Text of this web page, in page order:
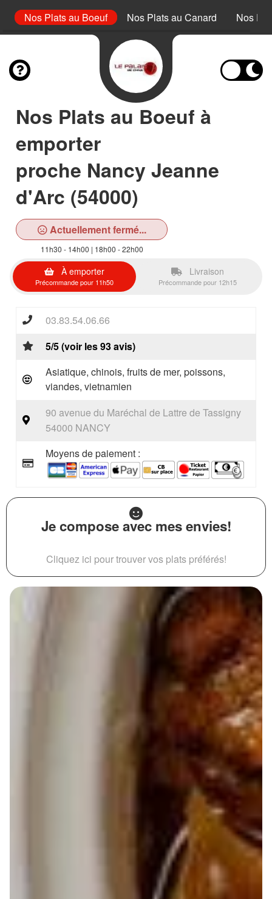
Nos Plats au Boeuf Nos Plats au Canard Nos
Nos Plats au Boeuf à
emporter
proche Nancy Jeanne
d'Arc (54000)
Actuellement fermé...
11h30 - 14h00 | 18h00 - 22h00
À emporter
Précommande pour 11h50
Livraison
Précommande pour 12h15
03.83.54.06.66
5/5 (voir les 93 avis)
Asiatique, chinois, fruits de mer, poissons,
viandes, vietnamien
90 avenue du Maréchal de Lattre de Tassigny
54000 NANCY
Moyens de paiement :
Je compose avec mes envies!
Cliquez ici pour trouver vos plats préférés!